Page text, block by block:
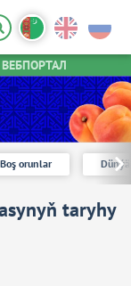
ВЕБПОРТАЛ
Boş orunlar
taryhy